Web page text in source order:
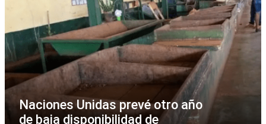
Naciones Unidas prevé otro año
de baja disponibilidad de